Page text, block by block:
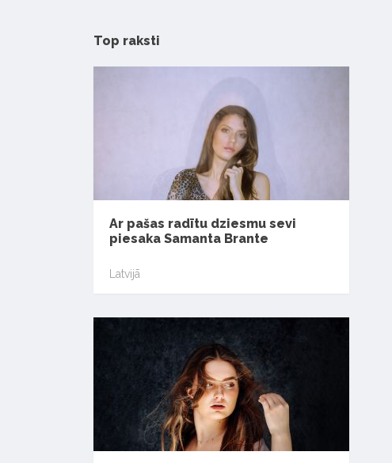
Top raksti
Ar pašas radītu dziesmu sevi
piesaka Samanta Brante
Latvijā